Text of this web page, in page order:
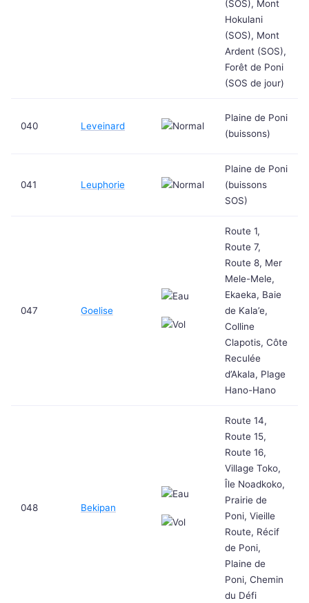
(SOS), Mont
Hokulani
(SOS), Mont
Ardent (SOS),
Forêt de Poni
(SOS de jour)
040 Leveinard
Plaine de Poni
(buissons)
041 Leuphorie
Plaine de Poni
(buissons
SOS)
047 Goelise
Route 1,
Route 7,
Route 8, Mer
Mele-Mele,
Ekaeka, Baie
de Kala’e,
Colline
Clapotis, Côte
Reculée
d’Akala, Plage
Hano-Hano
048 Bekipan
Route 14,
Route 15,
Route 16,
Village Toko,
Île Noadkoko,
Prairie de
Poni, Vieille
Route, Récif
de Poni,
Plaine de
Poni, Chemin
du Défi